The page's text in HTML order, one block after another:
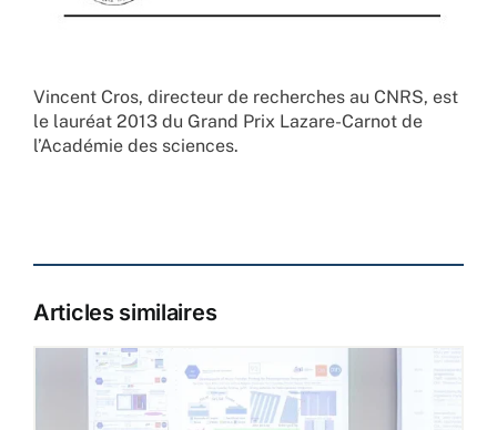
Vincent Cros, directeur de recherches au CNRS, est
le lauréat 2013 du Grand Prix Lazare-Carnot de
l’Académie des sciences.
Articles similaires